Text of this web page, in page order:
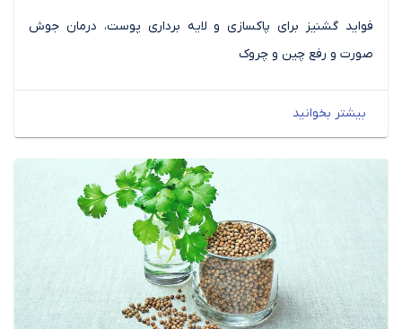
فواید گشنیز برای پاکسازی و لایه برداری پوست، درمان جوش
صورت و رفع چین و چروک
بیشتر بخوانید